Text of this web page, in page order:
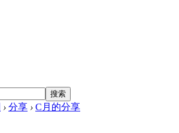
搜索
› 分享 › C月的分享